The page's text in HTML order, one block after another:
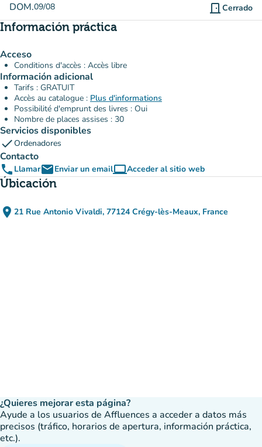
DOM.09/08 door_front Cerrado
Información práctica
Acceso
Conditions d'accès : Accès libre
Información adicional
Tarifs : GRATUIT
Accès au catalogue : Plus d'informations
Possibilité d'emprunt des livres : Oui
Nombre de places assises : 30
Servicios disponibles
checkOrdenadores
Contacto
phone LlamaremailEnviar un emailcomputerAcceder al sitio web
(nueva pestaña)
Úbicación
place 21 Rue Antonio Vivaldi, 77124 Crégy-lès-Meaux, France
(abrir en Google Maps)
(nueva pestaña)
¿Quieres mejorar esta página?
Ayude a los usuarios de Affluences a acceder a datos más
precisos (tráfico, horarios de apertura, información práctica,
etc.).